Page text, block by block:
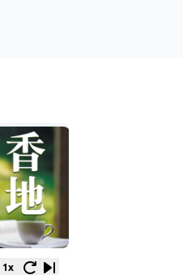
1x